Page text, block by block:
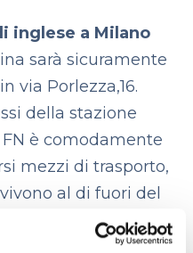
inglese a Milano
sarà sicuramente
via Porlezza,16.
della stazione
è comodamente
mezzi di trasporto,
al di fuori del